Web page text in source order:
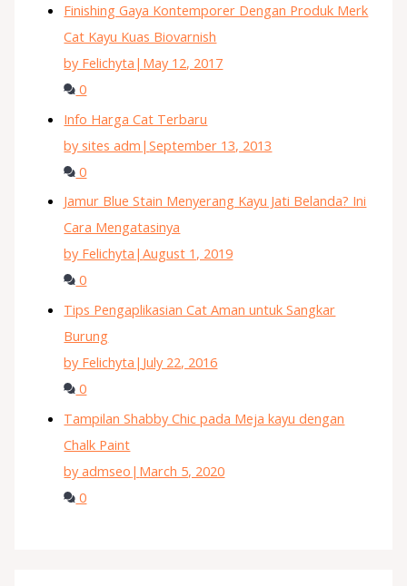
Finishing Gaya Kontemporer Dengan Produk Merk
Cat Kayu Kuas Biovarnish
by Felichyta | May 12, 2017
0
Info Harga Cat Terbaru
by sites adm |September 13, 2013
0
Jamur Blue Stain Menyerang Kayu Jati Belanda? Ini
Cara Mengatasinya
by Felichyta |August 1, 2019
0
Tips Pengaplikasian Cat Aman untuk Sangkar
Burung
by Felichyta | July 22, 2016
0
Tampilan Shabby Chic pada Meja kayu dengan
Chalk Paint
by admseo | March 5, 2020
0